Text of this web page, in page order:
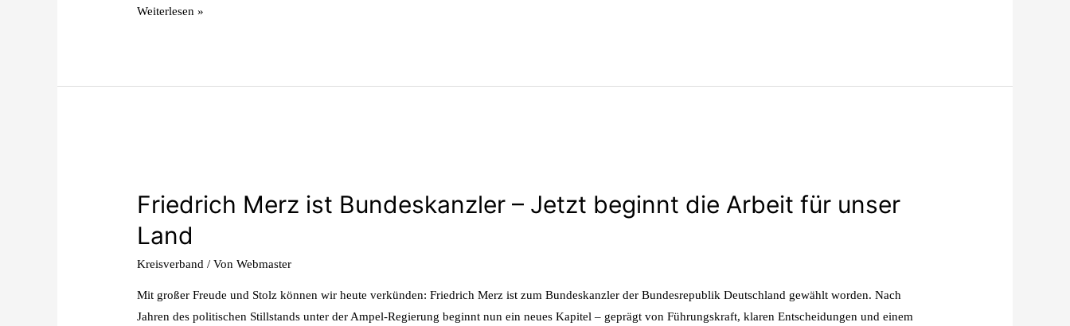
Weiterlesen »
Friedrich Merz ist Bundeskanzler – Jetzt beginnt die Arbeit für unser
Land
Kreisverband / VonWebmaster
Mit großer Freude und Stolz können wir heute verkünden: Friedrich Merz ist zum Bundeskanzler der Bundesrepublik Deutschland gewählt worden. Nach
Jahren des politischen Stillstands unter der Ampel-Regierung beginnt nun ein neues Kapitel – geprägt von Führungskraft, klaren Entscheidungen und einem